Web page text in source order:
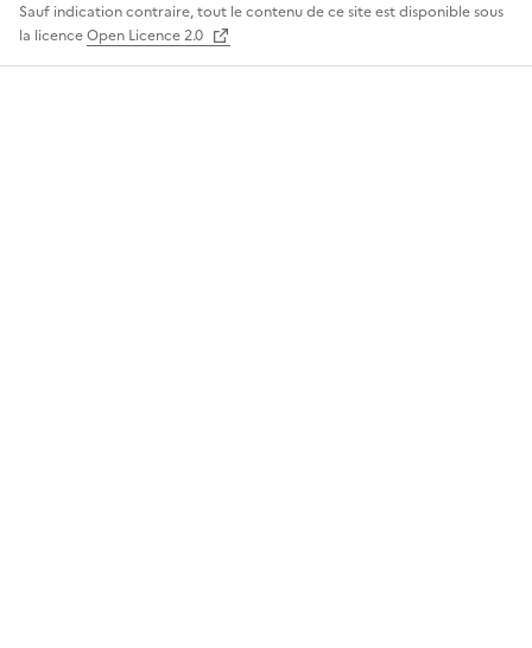
Sauf indication contraire, tout le contenu de ce site est disponible sous
la licenceOpen Licence 2.0